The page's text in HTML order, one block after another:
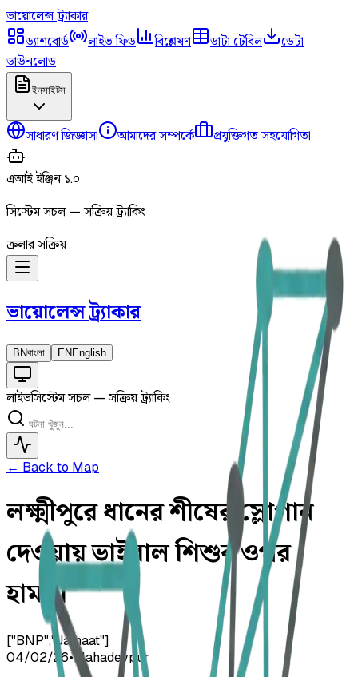
ভায়োলেন্সট্র্যাকার
ড্যাশবোর্ড
লাইভ ফিড বিশ্লেষণ ডাটা টেবিল
ডেটা
ডাউনলোড
ইনসাইটস
সাধারণ জিজ্ঞাসা আমাদের সম্পর্কে প্রযুক্তিগত সহযোগিতা
এআই ইঞ্জিন ১.০
সিস্টেম সচল — সক্রিয় ট্র্যাকিং
ক্রলার সক্রিয়
ভায়োলেন্সট্র্যাকার
BNবাংলা EN English
লাইভসিস্টেম সচল — সক্রিয় ট্র্যাকিং
← Back to Map
লক্ষ্মীপুরে ধানের শীষের স্লোগান
দেওয়ায় ভাইরাল শিশুর ওপর
হামলা
["BNP","Jamaat"]
04/02/26•Mahadevpur